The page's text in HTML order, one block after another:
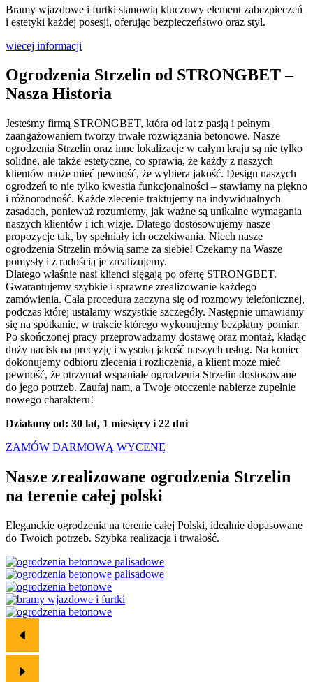
Bramy wjazdowe i furtki stanowią kluczowy element zabezpieczeń
i estetyki każdej posesji, oferując bezpieczeństwo oraz styl.
wiecej informacji
Ogrodzenia Strzelin od STRONGBET –
Nasza Historia
Jesteśmy firmą STRONGBET, która od lat z pasją i pełnym
zaangażowaniem tworzy trwałe rozwiązania betonowe. Nasze
ogrodzenia Strzelin oraz inne lokalizacje w całym kraju są nie tylko
solidne, ale także estetyczne, co sprawia, że każdy z naszych
klientów może mieć pewność, że wybiera jakość. Design naszych
ogrodzeń to nie tylko kwestia funkcjonalności – stawiamy na piękno
i różnorodność. Każde zlecenie traktujemy na indywidualnych
zasadach, ponieważ rozumiemy, jak ważne są unikalne wymagania
naszych klientów i ich wizje. Dlatego dostosowujemy nasze
propozycje tak, by spełniały ich oczekiwania. Niech nasze
ogrodzenia Strzelin mówią same za siebie! Czekamy na Wasze
pomysły i z radością je zrealizujemy.
Dlatego właśnie nasi klienci sięgają po ofertę STRONGBET.
Gwarantujemy szybkie i sprawne zrealizowanie każdego
zamówienia. Cała procedura zaczyna się od rozmowy telefonicznej,
podczas której ustalamy wszystkie szczegóły. Następnie umawiamy
się na spotkanie, w trakcie którego wykonujemy bezpłatny pomiar.
Po skończonej pracy przeprowadzamy dostawę oraz montaż, kładąc
duży nacisk na precyzję i wysoką jakość naszych usług. Na koniec
dokonujemy odbioru zlecenia i rozliczenia, a klient może mieć
pewność, że otrzymał wspaniałe ogrodzenia Strzelin dostosowane
do jego potrzeb. Zaufaj nam, a Twoje otoczenie nabierze zupełnie
nowego charakteru!
Działamy od: 30 lat, 1 miesięcy i 22 dni
ZAMÓW DARMOWĄ WYCENĘ
Nasze zrealizowane ogrodzenia Strzelin
na terenie całej polski
Eleganckie ogrodzenia na terenie całej Polski, idealnie dopasowane
do Twoich potrzeb. Szybka realizacja i trwałość.